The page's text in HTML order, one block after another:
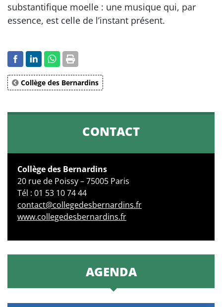
substantifique moelle : une musique qui, par
essence, est celle de l’instant présent.
Collège des Bernardins
CONTACT
Collège des Bernardins
20 rue de Poissy – 75005 Paris
Tél : 01 53 10 74 44
contact@collegedesbernardins.fr
www.collegedesbernardins.fr
AGENDA